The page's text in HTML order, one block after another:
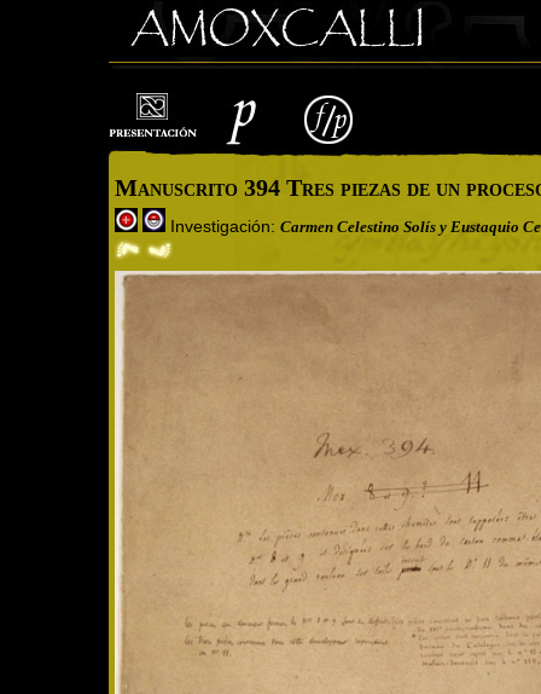
Manuscrito 394 Tres piezas de un
Investigación: Carmen Celestino Solís y Eustaquio
Cargando imagen